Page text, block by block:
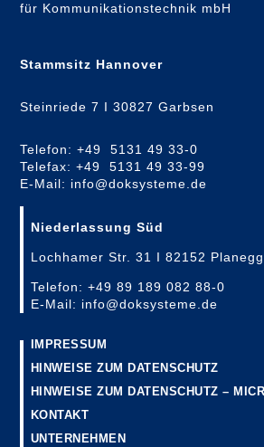
für Kommunikationstechnik mbH
Stammsitz Hannover
Steinriede 7 I 30827 Garbsen
Telefon: +49 5131 49 33-0
Telefax: +49 5131 49 33-99
E-Mail: info@doksysteme.de
Niederlassung Süd
Lochhamer Str. 31 I 82152
Telefon: +49 89 189 082 88-0
E-Mail: info@doksysteme.de
IMPRESSUM
HINWEISE ZUM DATENSCHUTZ
HINWEISE ZUM DATENSCHUTZ –
KONTAKT
UNTERNEHMEN